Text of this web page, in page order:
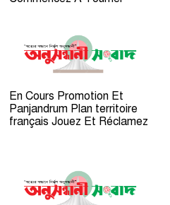
En Cours Promotion Et
Panjandrum Plan territoire
français Jouez Et Réclamez